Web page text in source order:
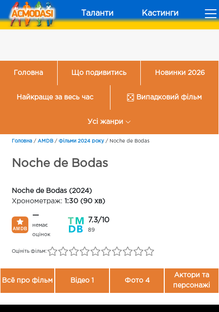
Таланти Кастинги
Головна Що подивитись Новинки 2026
Найкраще за весь час Випадковий фільм
Усі жанри
Головна / AMDB / Фільми 2024 року / Noche de Bodas
Noche de Bodas
Noche de Bodas (2024)
Хронометраж: 1:30 (90 хв)
—
немає
оцінок
7.3/10
89
Оцініть фільм:
Всё про фільм Відео 1 Фото 4
Актори та
персонажі